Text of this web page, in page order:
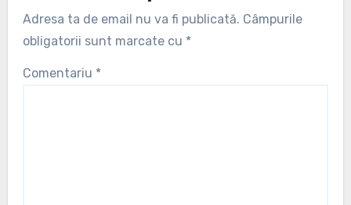
Adresa ta de email nu va fi publicată. Câmpurile
obligatorii sunt marcate cu *
Comentariu *